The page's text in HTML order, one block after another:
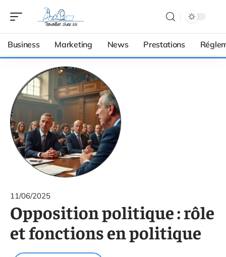
Business Marketing News Prestations
11/06/2025
Opposition politique : rôle
et fonctions en politique